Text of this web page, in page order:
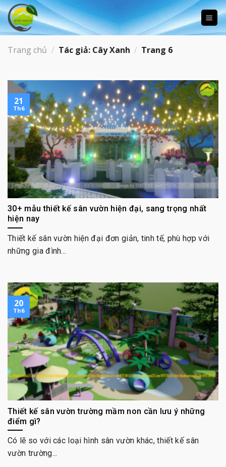
Skip
to
content
Trang chủ / Tác giả: Cây Xanh / Trang 6
30+ mẫu thiết kế sân vườn hiện đại, sang trọng nhất
hiện nay
Thiết kế sân vườn hiện đại đơn giản, tinh tế, phù hợp với
những gia đình...
21
Th6
Thiết kế sân vườn trường mầm non cần lưu ý những
điểm gì?
Có lẽ so với các loại hình sân vườn khác, thiết kế sân
vườn trường...
20
Th6